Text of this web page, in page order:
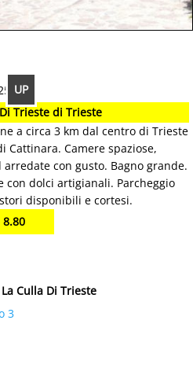
UP
Trieste di Trieste
a circa 3 km dal centro di Trieste
Cattinara. Camere spaziose,
con gusto. Bagno grande.
con dolci artigianali. Parcheggio
disponibili e cortesi.
8.80
Culla Di Trieste
3